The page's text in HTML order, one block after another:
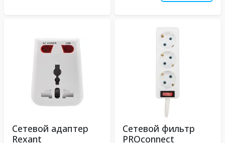
Сетевой адаптер
Rexant
Сетевой фильтр
PROconnect